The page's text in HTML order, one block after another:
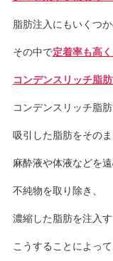
脂肪注入にもいくつ
その中で定着率も高
コンデンスリッチ脂肪
コンデンスリッチ脂
吸引した脂肪をその
麻酔液や体液などを
不純物を取り除き、
濃縮した脂肪を注入す
こうすることによって